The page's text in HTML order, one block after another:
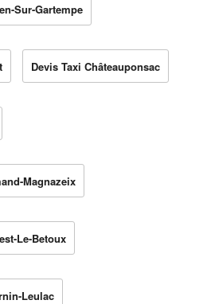
Sur-Gartempe
Devis Taxi Châteauponsac
Magnazeix
Le-Betoux
Leulac